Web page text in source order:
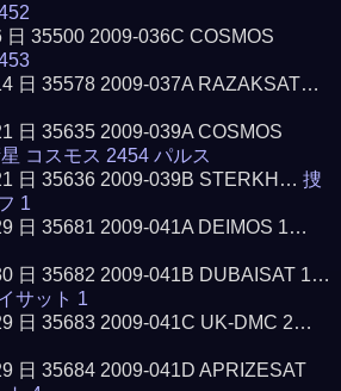
日 35500 2009-036C COSMOS
日 35578 2009-037A RAZAKSAT…
日 35635 2009-039A COSMOS
コスモス 2454 パルス
日 35636 2009-039B STERKH…捜
1
日 35681 2009-041A DEIMOS 1…
日 35682 2009-041B DUBAISAT 1…
サット 1
日 35683 2009-041C UK-DMC 2…
日 35684 2009-041D APRIZESAT